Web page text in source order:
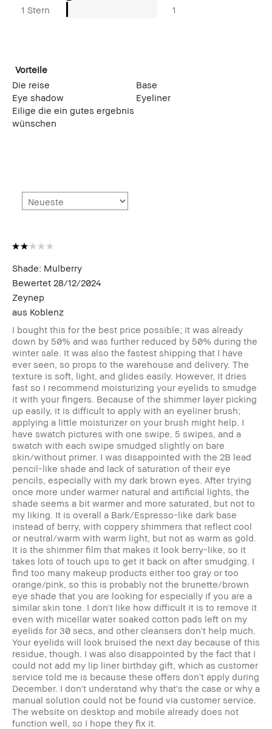
1 Stern
1
Vorteile
Die reise
Base
Eye shadow
Eyeliner
Eilige die ein gutes ergebnis
wünschen
Shade: Mulberry
Bewertet 28/12/2024
Zeynep
aus Koblenz
I bought this for the best price possible; it was already
down by 50% and was further reduced by 50% during the
winter sale. It was also the fastest shipping that I have
ever seen, so props to the warehouse and delivery. The
texture is soft, light, and glides easily. However, it dries
fast so I recommend moisturizing your eyelids to smudge
it with your fingers. Because of the shimmer layer picking
up easily, it is difficult to apply with an eyeliner brush;
applying a little moisturizer on your brush might help. I
have swatch pictures with one swipe, 5 swipes, and a
swatch with each swipe smudged slightly on bare
skin/without primer. I was disappointed with the 2B lead
pencil-like shade and lack of saturation of their eye
pencils, especially with my dark brown eyes. After trying
once more under warmer natural and artificial lights, the
shade seems a bit warmer and more saturated, but not to
my liking. It is overall a Bark/Espresso-like dark base
instead of berry, with coppery shimmers that reflect cool
or neutral/warm with warm light, but not as warm as gold.
It is the shimmer film that makes it look berry-like, so it
takes lots of touch ups to get it back on after smudging. I
find too many makeup products either too gray or too
orange/pink, so this is probably not the brunette/brown
eye shade that you are looking for especially if you are a
similar skin tone. I don't like how difficult it is to remove it
even with micellar water soaked cotton pads left on my
eyelids for 30 secs, and other cleansers don't help much.
Your eyelids will look bruised the next day because of this
residue, though. I was also disappointed by the fact that I
could not add my lip liner birthday gift, which as customer
service told me is because these offers don't apply during
December. I don't understand why that's the case or why a
manual solution could not be found via customer service.
The website on desktop and mobile already does not
function well, so I hope they fix it.